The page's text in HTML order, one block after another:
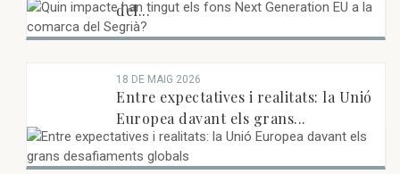
del...
18 DE MAIG 2026
Entre expectatives i realitats: la Unió
Europea davant els grans...